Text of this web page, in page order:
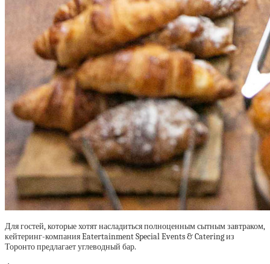
Для гостей, которые хотят насладиться полноценным сытным завтраком,
кейтеринг-компания Eatertainment Special Events & Catering из
Торонто предлагает углеводный бар.